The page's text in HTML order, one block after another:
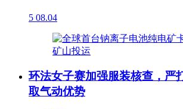
5 08.04
环法女子赛加强服装核查，严
取气动优势